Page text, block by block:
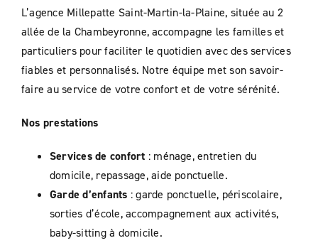
L’agence Millepatte Saint-Martin-la-Plaine, située au 2
allée de la Chambeyronne, accompagne les familles et
particuliers pour faciliter le quotidien avec des services
fiables et personnalisés. Notre équipe met son savoir-
faire au service de votre confort et de votre sérénité.
Nos prestations
Services de confort : ménage, entretien du
domicile, repassage, aide ponctuelle.
Garde d’enfants : garde ponctuelle, périscolaire,
sorties d’école, accompagnement aux activités,
baby-sitting à domicile.